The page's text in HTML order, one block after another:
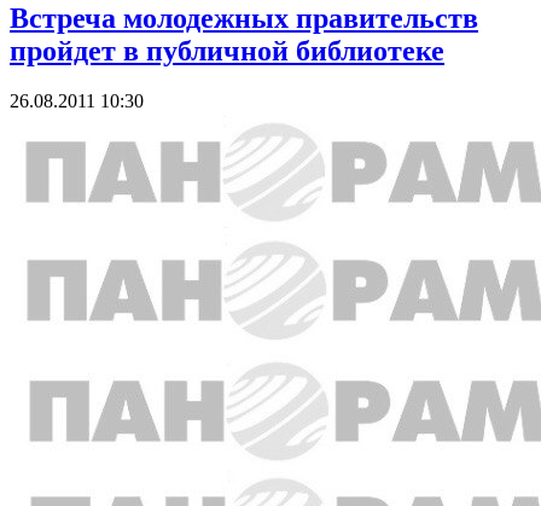
Встреча молодежных правительств
пройдет в публичной библиотеке
26.08.2011 10:30